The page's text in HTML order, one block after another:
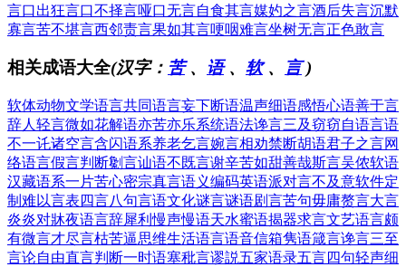
言口出狂言口不择言哑口无言自食其言媒妁之言酒后失言沉默
寡言苦不堪言西邻责言果如其言哽咽难言坐树无言正色敢言
相关成语大全(汉字： 苦、 语、 软、 言)
软体动物文学语言共同语言妄下断语温声细语感悟心语善于言
辞人轻言微如花解语亦苦亦乐系统语法谗言三及窃窃自语言语
不一讬诸空言含闪语系养老乞言婉言相劝禁断胡语君子之言网
络语言假言判断劖言讪语不既言谢辛苦如甜善哉斯言吴侬软语
汉藏语系一片苦心密宗真言语义编码英语派对言不及意软件定
制 难以言表 四言八句言语文化谜言谜语剧言苦句毋庸赘言大言
炎炎对牀夜语言辞犀利慢声慢语天水蜜语揭器求言文艺语言颇
有微言才尽言枯苦逼思维生活语言语音信箱隽语箴言谗言三至
言论自由直言判断一时语塞秕言谬説五家语录五言四句轻声细